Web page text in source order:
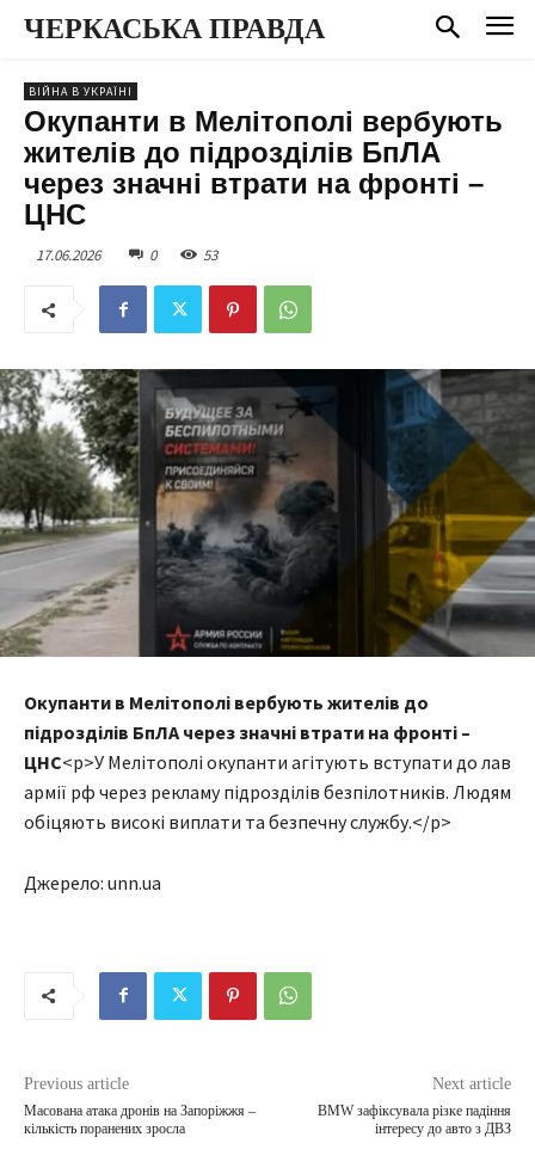
ЧЕРКАСЬКА ПРАВДА
ВІЙНА В УКРАЇНІ
Окупанти в Мелітополі вербують
жителів до підрозділів БпЛА
через значні втрати на фронті –
ЦНС
17.06.2026 0 53
Окупанти в Мелітополі вербують жителів до
підрозділів БпЛА через значні втрати на фронті –
ЦНС<p>У Мелітополі окупанти агітують вступати до лав
армії рф через рекламу підрозділів безпілотників. Людям
обіцяють високі виплати та безпечну службу.</p>
Джерело: unn.ua
Previous article
Масована атака дронів на Запоріжжя –
кількість поранених зросла
Next article
BMW зафіксувала різке падіння
інтересу до авто з ДВЗ